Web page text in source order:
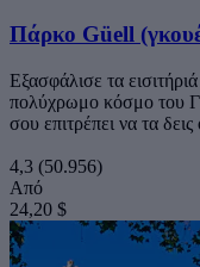
Πάρκο Güell
Εξασφάλισε τα
πολύχρωμο κόσμο του
σου επιτρέπει να τα
4,3 (50.956)
Από
24,20 $